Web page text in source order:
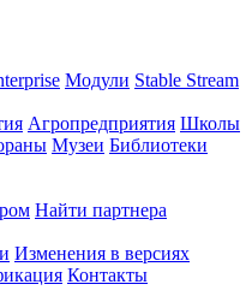
Модули Stable Stream
Агропредприятия Школы
Музеи Библиотеки
Найти партнера
Изменения в версиях
Контакты